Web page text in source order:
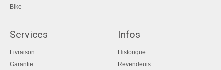
Bike
Services
Livraison
Garantie
Infos
Historique
Revendeurs